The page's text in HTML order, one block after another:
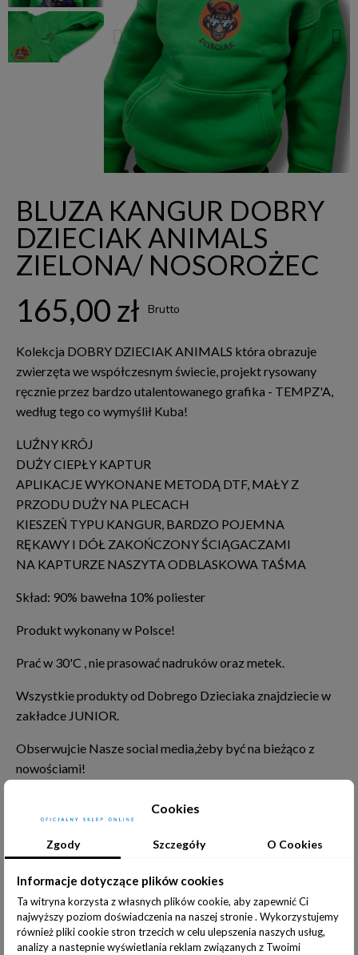
BLUZA KANGUR DOBRY
DZIECIAK ANIMALS
ZIELONA/ NOSOROŻEC
165,00 zł Brutto
Kolekcja DOBRY DZIECIAK ANIMALS która obrazuje
zwierzęta we współczesnym świecie, projekt rysowany
ręcznie przez bardzo utalentowanego grafika - TEMPZ'A,
według tego co wymyślił Kuba!
LUŹNY KRÓJ
DUŻY CIEPŁY KAPTUR
APLIKACJE WYKONANE METODĄ DTF, MAŁY Z
PRZODU DUŻY NA PLECACH
KIESZEŃ TYPU KANGUR, BARDZO POJEMNA
RĘKAWY I DÓŁ ZAKOŃCZONY ŚCIĄGACZAMI
NA KAPTURZE NASZYTA ODBLASKOWA TAŚMA
Skład: 90% bawełna 10% poliester
Produkt wykonany w Polsce!
Prać w 30'C , nie prasować nadruków oraz metek.
Wszystkie produkty od Dobrego Dzieciaka znajdziecie w
zakładce JUNIOR.
Obserwujcie Nasze social media,żeby być na bieżąco z
nowościami!
Rozmiar
98/104 cm 110/116cm 122/128cm
DODAJ DO KOSZYKA
Cookies
Zgody Szczegóły O Cookies
Informacje dotyczące plików cookies
Ta witryna korzysta z własnych plików cookie, aby zapewnić Ci
najwyższy poziom doświadczenia na naszej stronie . Wykorzystujemy
również pliki cookie stron trzecich w celu ulepszenia naszych usług,
analizy a nastepnie wyświetlania reklam związanych z Twoimi